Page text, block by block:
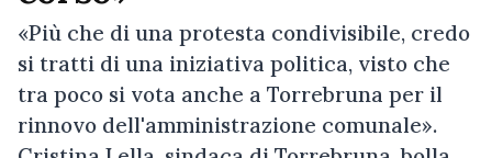
«Più che di una protesta condivisibile, credo
si tratti di una iniziativa politica, visto che
tra poco si vota anche a Torrebruna per il
rinnovo dell'amministrazione comunale».